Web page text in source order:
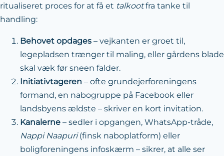
ritualiseret proces for at få et talkootfra tanke til
handling:
Behovet opdages – vejkanten er groet til,
legepladsen trænger til maling, eller gårdens blade
skal væk før sneen falder.
Initiativtageren – ofte grundejerforeningens
formand, en nabogruppe på Facebook eller
landsbyens ældste – skriver en kort invitation.
Kanalerne – sedler i opgangen, WhatsApp-tråde,
Nappi Naapuri(finsk naboplatform) eller
boligforeningens infoskærm – sikrer, at alle ser